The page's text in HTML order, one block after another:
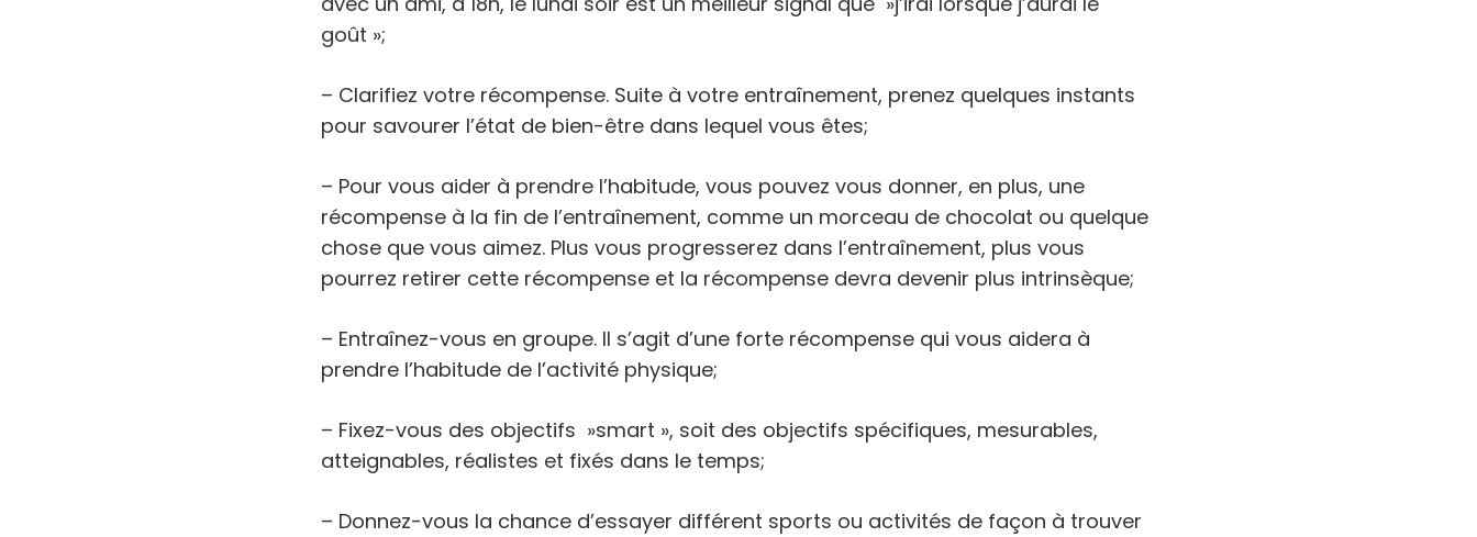
goût »;
– Clarifiez votre récompense. Suite à votre entraînement, prenez quelques instants
pour savourer l’état de bien-être dans lequel vous êtes;
– Pour vous aider à prendre l’habitude, vous pouvez vous donner, en plus, une
récompense à la fin de l’entraînement, comme un morceau de chocolat ou quelque
chose que vous aimez. Plus vous progresserez dans l’entraînement, plus vous
pourrez retirer cette récompense et la récompense devra devenir plus intrinsèque;
– Entraînez-vous en groupe. Il s’agit d’une forte récompense qui vous aidera à
prendre l’habitude de l’activité physique;
– Fixez-vous des objectifs »smart », soit des objectifs spécifiques, mesurables,
atteignables, réalistes et fixés dans le temps;
– Donnez-vous la chance d’essayer différent sports ou activités de façon à trouver